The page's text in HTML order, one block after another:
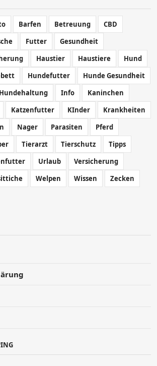
Barfen Betreuung
CBD
Futter
Gesundheit
Haustier Haustiere
Hund
Hundefutter
Hunde Gesundheit
Hundehaltung Info
Kaninchen
Katzenfutter KInder
Krankheiten
Nager Parasiten
Pferd
Tierarzt Tierschutz
Tipps
Urlaub
Versicherung
Welpen Wissen
Zecken